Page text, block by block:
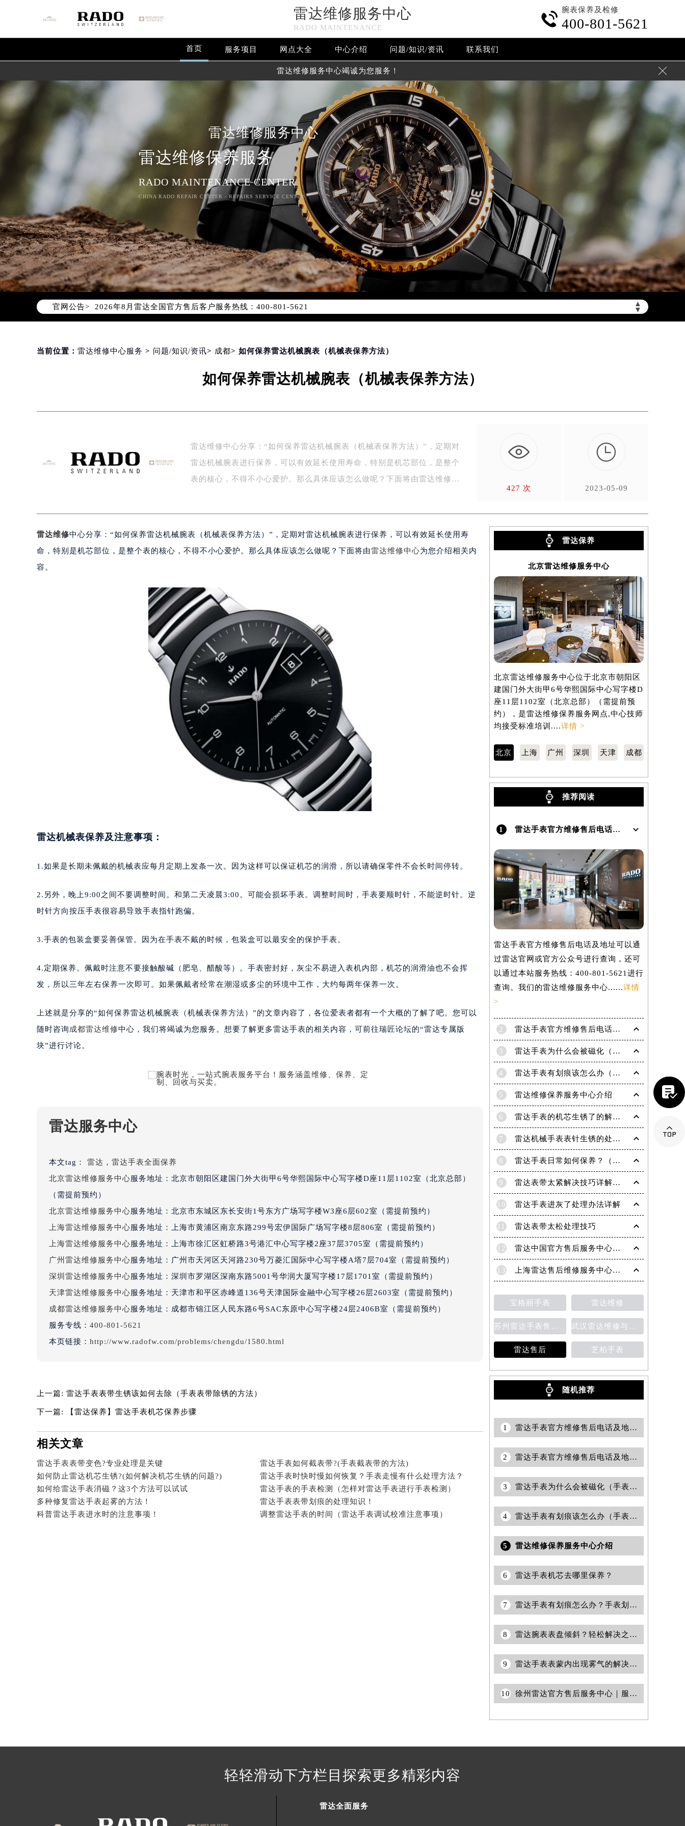
雷达维修服务中心
RADO MAINTENANCE

腕表保养及检修
400-801-5621
首页 服务项目 网点大全 中心介绍 问题/知识/资讯 联系我们
雷达维修服务中心竭诚为您服务！ 
雷达维修服务中心
雷达维修保养服务
RADO MAINTENANCE CENTER
CHINA RADO REPAIR CENTER - REPAIRS SERVICE CENTER
官网公告> ▲
▼
2026年8月雷达中国区售后服务网络优化升级公告
2026年8月雷达全国官方售后客户服务热线：400-801-5621
雷达官方全国统一服务热线400-801-5621，服务覆盖中国大陆、香港、澳门、台湾全部区域（非大陆需加拨“+86”）
2026年8月雷达售后服务中心最新网点地址：
北京市东城区东长安街1号东方广场写字楼W3座6层602室（需提前预约）
上海市徐汇区虹桥路3号港汇中心写字楼2座37层3705室（需提前预约）
扬州市邗江区国展路29号星耀天地写字楼1号楼18层1803室（需提前预约）
盐城市盐都区世纪大道5号盐城金融城写字楼1号楼16层1604室（需提前预约）
泰州市海陵区永定东路399号置地商务中心东塔写字楼（华润万象城）17层1706室（需提前预约）
绍兴市越城区胜利东路379号世茂天际中心写字楼8层805室（需提前预约）
嘉兴市南湖区广益路705号嘉兴世界贸易中心写字楼A座13层1304室（需提前预约）
广州市天河区天河路230号万菱汇国际中心写字楼A塔7层704室（需提前预约）
广州市越秀区环市东路371-375号世界贸易中心大厦南塔写字楼15层07室（需提前预约）
深圳市罗湖区深南东路5001号华润大厦写字楼17层1701室（需提前预约）
惠州市惠城区江北文昌一路7号华贸大厦写字楼1座30层05室（需提前预约）
厦门市思明区湖滨东路95号华润大厦写字楼B座11层1104室（需提前预约）
福州市鼓楼区五四路128-1号恒力城写字楼15层03室（需提前预约）
成都市锦江区人民东路6号SAC东原中心写字楼24层2406B室（需提前预约）
重庆市江北区观音桥步行街2号融恒时代广场写字楼9层902室（需提前预约）
长沙市芙蓉区定王台街道建湘路393号世茂环球金融中心写字楼（芙蓉广场）10层13室（需提前预约）
郑州市二七区铭功路10号华润大厦写字楼29层2905室（需提前预约）
太原市迎泽区解放路15号亨得利名表服务中心（品牌授权店）3层整层（需提前预约）
沈阳市沈河区中街路137号亨得利名表服务中心（品牌授权店）1层整层（需提前预约）
沈阳市沈河区中街路83号亨得利名表服务中心（品牌授权店）1层整层（需提前预约）
乌鲁木齐市天山区红山路26号时代广场（CCMALL）C座17层17-B（需提前预约）
温州市鹿城区锦绣路1067号置信广场10层1015室（需提前预约）
哈尔滨市道里区友谊西路600号富力中心T2座写字楼29层03室（需提前预约）
佛山市禅城区季华五路57号万科金融中心C座12层1205室（需提前预约）
无锡市梁溪区人民中路139号恒隆广场写字楼1座11层1104室（需提前预约）
苏州市苏州工业园区星港街199号苏州中心办公楼C座22层08室（需提前预约）
武汉市江汉区解放大道686号世界贸易大厦38层09室（需提前预约）
合肥市蜀山区潜山路111号万象城华润大厦B座12楼03室（需提前预约）
青岛市南区山东路6号华润大厦B座22层04室（需提前预约）
石家庄市长安区中山东路39号勒泰中心写字楼B座13层07室（需提前预约）
唐山市路南区新华东道100号万达广场写字楼A座10层1002室（需提前预约）
甘肃省兰州市七里河区西津西路16号兰州中心写字楼21层2102室（需提前预约）
重庆市解放碑渝中区民权路28号英利国际金融中心写字楼20层01室（需提前预约）
黑龙江省鹤岗市向阳区红军路雷达售后服务中心（需提前预约）
黑龙江省黑河市爱辉区中央街雷达售后服务中心（需提前预约）
黑龙江省鸡西市鸡冠区红军路雷达售后服务中心（需提前预约）
黑龙江省佳木斯市向阳区长安路雷达售后服务中心（需提前预约）
黑龙江省七台河市桃山区大同街雷达售后服务中心（需提前预约）
黑龙江省齐齐哈尔市龙沙区龙华路雷达售后服务中心（需提前预约）
黑龙江省双鸭山市尖山区新兴大街雷达售后服务中心（需提前预约）
黑龙江省绥化市北林区新华街与康庄路交叉口雷达售后服务中心（需提前预约）
黑龙江省伊春市伊美区通河路雷达售后服务中心（需提前预约）
吉林省白城市洮北区明仁南街雷达售后服务中心（需提前预约）
吉林省辽源市龙山区人民大街雷达售后服务中心（需提前预约）
吉林省松原市宁江区五环大街雷达售后服务中心（需提前预约）
辽宁省鞍山市铁东区站前街雷达售后服务中心（需提前预约）
辽宁省朝阳市双塔区新华路雷达售后服务中心（需提前预约）
辽宁省丹东市振兴区七经街雷达售后服务中心（需提前预约）
辽宁省抚顺市新抚区东一路雷达售后服务中心（需提前预约）
辽宁省阜新市海州区解放大街雷达售后服务中心（需提前预约）
辽宁省葫芦岛市连山区中央路雷达售后服务中心（需提前预约）
内蒙古自治区呼伦贝尔市海拉尔区中央街雷达售后服务中心（需提前预约）
内蒙古自治区乌海市海勃湾区人民南路雷达售后服务中心（需提前预约）
内蒙古自治区锡林郭勒盟市锡林浩特市光明街与额尔敦路交叉口雷达售后服务中心（需提前预约）
内蒙古自治区兴安盟市乌兰浩特市兴安大街雷达售后服务中心（需提前预约）
当前位置： 雷达维修中心服务 > 问题/知识/资讯> 成都> 如何保养雷达机械腕表（机械表保养方法）
如何保养雷达机械腕表（机械表保养方法）
雷达维修中心分享：“如何保养雷达机械腕表（机械表保养方法）”，定期对
雷达机械腕表进行保养，可以有效延长使用寿命，特别是机芯部位，是整个
表的核心，不得不小心爱护。那么具体应该怎么做呢？下面将由雷达维修…
427 次

2023-05-09
雷达维修中心分享：“如何保养雷达机械腕表（机械表保养方法）”，定期对雷达机械腕表进行保养，可以有效延长使用寿
命，特别是机芯部位，是整个表的核心，不得不小心爱护。那么具体应该怎么做呢？下面将由雷达维修中心为您介绍相关内
容。
雷达机械表保养及注意事项：
1.如果是长期未佩戴的机械表应每月定期上发条一次。因为这样可以保证机芯的润滑，所以请确保零件不会长时间停转。
2.另外，晚上9:00之间不要调整时间。和第二天凌晨3:00。可能会损坏手表。调整时间时，手表要顺时针，不能逆时针。逆
时针方向按压手表很容易导致手表指针跑偏。
3.手表的包装盒要妥善保管。因为在手表不戴的时候，包装盒可以最安全的保护手表。
4.定期保养。佩戴时注意不要接触酸碱（肥皂、醋酸等）。手表密封好，灰尘不易进入表机内部，机芯的润滑油也不会挥
发，所以三年左右保养一次即可。如果佩戴者经常在潮湿或多尘的环境中工作，大约每两年保养一次。
上述就是分享的“如何保养雷达机械腕表（机械表保养方法）”的文章内容了，各位爱表者都有一个大概的了解了吧。您可以
随时咨询 成都雷达维修中心，我们将竭诚为您服务。想要了解更多雷达手表的相关内容，可前往瑞匠论坛的“雷达专属版
块”进行讨论。
雷达服务中心
本文tag： 雷达 ， 雷达手表全面保养
北京雷达维修服务中心 服务地址：北京市朝阳区建国门外大街甲6号华熙国际中心写字楼D座11层1102室（北京总部）
（需提前预约）
北京雷达维修服务中心 服务地址：北京市东城区东长安街1号东方广场写字楼W3座6层602室（需提前预约）
上海雷达维修服务中心 服务地址：上海市黄浦区南京东路299号宏伊国际广场写字楼8层806室（需提前预约）
上海雷达维修服务中心 服务地址：上海市徐汇区虹桥路3号港汇中心写字楼2座37层3705室（需提前预约）
广州雷达维修服务中心 服务地址：广州市天河区天河路230号万菱汇国际中心写字楼A塔7层704室（需提前预约）
深圳雷达维修服务中心 服务地址：深圳市罗湖区深南东路5001号华润大厦写字楼17层1701室（需提前预约）
天津雷达维修服务中心 服务地址：天津市和平区赤峰道136号天津国际金融中心写字楼26层2603室（需提前预约）
成都雷达维修服务中心 服务地址：成都市锦江区人民东路6号SAC东原中心写字楼24层2406B室（需提前预约）
服务专线： 400-801-5621
本页链接： http://www.radofw.com/problems/chengdu/1580.html
上一篇: 雷达手表表带生锈该如何去除（手表表带除锈的方法）
下一篇: 【雷达保养】雷达手表机芯保养步骤
相关文章
雷达手表表带变色?专业处理是关键
雷达手表如何截表带?(手表截表带的方法)
如何防止雷达机芯生锈?(如何解决机芯生锈的问题?)
雷达手表时快时慢如何恢复？手表走慢有什么处理方法？
如何给雷达手表消磁？这3个方法可以试试
雷达手表的手表检测（怎样对雷达手表进行手表检测）
多种修复雷达手表起雾的方法！
雷达手表表带划痕的处理知识！
科普雷达手表进水时的注意事项！
调整雷达手表的时间（雷达手表调试校准注意事项）
雷达保养
北京雷达维修服务中心
北京雷达维修服务中心位于北京市朝阳区
建国门外大街甲6号华熙国际中心写字楼D
座11层1102室（北京总部）（需提前预
约），是雷达维修保养服务网点,中心技师
均接受标准培训....详情 >
北京 上海 广州 深圳 天津 成都
推荐阅读
1 雷达手表官方维修售后电话及地址怎么查询？
雷达手表官方维修售后电话及地址可以通
过雷达官网或官方公众号进行查询，还可
以通过本站服务热线：400-801-5621进行
查询。我们的雷达维修服务中心......详情
>
2 雷达手表官方维修售后电话及地址怎么获取？
3 雷达手表为什么会被磁化（手表磁化会有哪些影响）
4 雷达手表有划痕该怎么办（手表划痕抛光）
5 雷达维修保养服务中心介绍
6 雷达手表的机芯生锈了的解决办法有哪些？
7 雷达机械手表表针生锈的处理方法
8 雷达手表日常如何保养？（雷达手表日常保养要点）
9 雷达表带太紧解决技巧详解（轻松调整手表佩戴舒适度的方法）
10 雷达手表进灰了处理办法详解
11 雷达表带太松处理技巧
12 雷达中国官方售后服务中心｜服务热线及网点地址权威信息通知（2026年6月最新）
13 上海雷达售后维修服务中心地址 专业手表维修保养服务权威公示（2026年7月最新）
宝格丽手表 雷达维修
苏州雷达手表售后维修保养价目表 武汉雷达维修与保养价格详解
雷达售后 芝柏手表
随机推荐
1 雷达手表官方维修售后电话及地址怎么查询？
2 雷达手表官方维修售后电话及地址怎么获取？
3 雷达手表为什么会被磁化（手表磁化会有哪些影响）
4 雷达手表有划痕该怎么办（手表划痕抛光）
5 雷达维修保养服务中心介绍
6 雷达手表机芯去哪里保养？
7 雷达手表有划痕怎么办？手表划痕的处理与预防
8 雷达腕表表盘倾斜？轻松解决之道，让您时刻精准闪亮
9 雷达手表表蒙内出现雾气的解决办法是什么？
10 徐州雷达官方售后服务中心｜服务电话和详细网点地址权威信息公告（2026年7月最新）
轻轻滑动下方栏目探索更多精彩内容
雷达全面服务

